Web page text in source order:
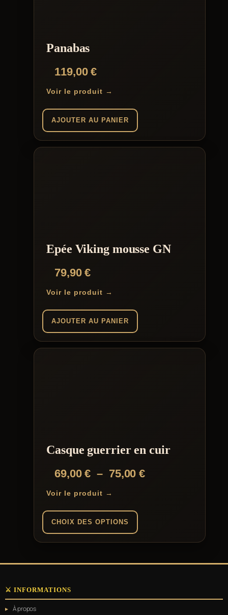
pagePanabas
119,00€
Voir le produit →
AJOUTER AU PANIER
Epée Viking mousse GN
79,90€
Voir le produit →
AJOUTER AU PANIER
Casque guerrier en cuir
69,00€ – 75,00€Plage
Voir le produit →
CHOIX DES OPTIONS
a
Les
options
peuvent
⚔️ INFORMATIONS
À propos